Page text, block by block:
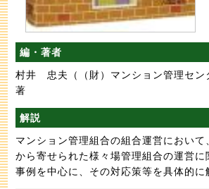
編・著者
村井 忠夫（（財）マンション管理セン
著
解説
マンション管理組合の組合運営において
から寄せられた様々場管理組合の運営に
事例を中心に、その対応策等を具体的に